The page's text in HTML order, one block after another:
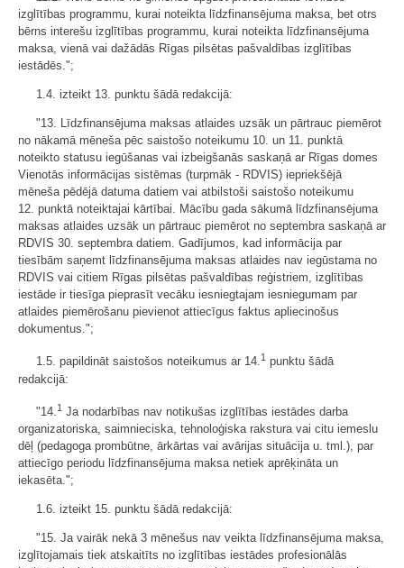
izglītības programmu, kurai noteikta līdzfinansējuma maksa, bet otrs
bērns interešu izglītības programmu, kurai noteikta līdzfinansējuma
maksa, vienā vai dažādās Rīgas pilsētas pašvaldības izglītības
iestādēs.";
1.4. izteikt 13. punktu šādā redakcijā:
"13. Līdzfinansējuma maksas atlaides uzsāk un pārtrauc piemērot
no nākamā mēneša pēc saistošo noteikumu 10. un 11. punktā
noteikto statusu iegūšanas vai izbeigšanās saskaņā ar Rīgas domes
Vienotās informācijas sistēmas (turpmāk - RDVIS) iepriekšējā
mēneša pēdējā datuma datiem vai atbilstoši saistošo noteikumu
12. punktā noteiktajai kārtībai. Mācību gada sākumā līdzfinansējuma
maksas atlaides uzsāk un pārtrauc piemērot no septembra saskaņā ar
RDVIS 30. septembra datiem. Gadījumos, kad informācija par
tiesībām saņemt līdzfinansējuma maksas atlaides nav iegūstama no
RDVIS vai citiem Rīgas pilsētas pašvaldības reģistriem, izglītības
iestāde ir tiesīga pieprasīt vecāku iesniegtajam iesniegumam par
atlaides piemērošanu pievienot attiecīgus faktus apliecinošus
dokumentus.";
1.5. papildināt saistošos noteikumus ar 14.1 punktu šādā
redakcijā:
"14. 1 Ja nodarbības nav notikušas izglītības iestādes darba
organizatoriska, saimnieciska, tehnoloģiska rakstura vai citu iemeslu
dēļ (pedagoga prombūtne, ārkārtas vai avārijas situācija u. tml.), par
attiecīgo periodu līdzfinansējuma maksa netiek aprēķināta un
iekasēta.";
1.6. izteikt 15. punktu šādā redakcijā:
"15. Ja vairāk nekā 3 mēnešus nav veikta līdzfinansējuma maksa,
izglītojamais tiek atskaitīts no izglītības iestādes profesionālās